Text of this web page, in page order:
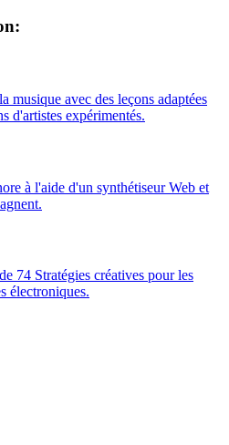
musique avec des leçons adaptées
d'artistes expérimentés.
à l'aide d'un synthétiseur Web et
74 Stratégies créatives pour les
électroniques.